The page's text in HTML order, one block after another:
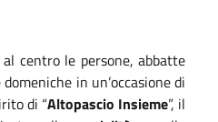
centro le persone, abbatte
in un’occasione di
di “Altopascio Insieme”, il